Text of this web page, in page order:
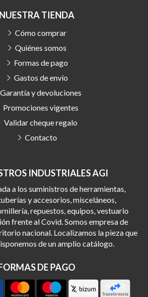
INDUSTRIALES AGI
a los suministros de herramientas,
y accesorios, misceláneos,
repuestos, equipos, vestuario
frente al Covid. Somos empresa de
nacional. Localizamos la pieza que
de un amplio catálogo.
DE PAGO
NUESTRA TIENDA
Cómo comprar
Quiénes somos
Formas de pago
Gastos de envío
Garantía y devoluciones
Promociones vigentes
Validar cheque regalo
Contacto